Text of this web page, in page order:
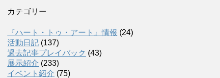
カテゴリー
『ハート・トゥ・アート』情報 (24)
活動日記 (137)
過去記事プレイバック (43)
展示紹介 (233)
イベント紹介 (75)